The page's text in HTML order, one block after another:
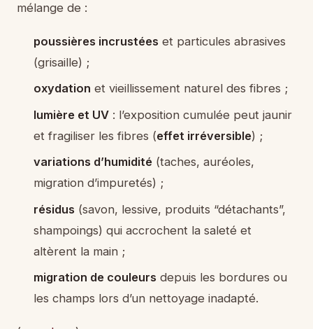
mélange de :
poussières incrustées et particules abrasives
(grisaille) ;
oxydation et vieillissement naturel des fibres ;
lumière et UV: l’exposition cumulée peut jaunir
et fragiliser les fibres (effet irréversible) ;
variations d’humidité(taches, auréoles,
migration d’impuretés) ;
résidus (savon, lessive, produits “détachants”,
shampoings) qui accrochent la saleté et
altèrent la main ;
migration de couleurs depuis les bordures ou
les champs lors d’un nettoyage inadapté.